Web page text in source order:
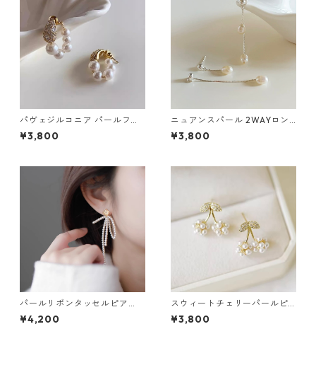
パヴェジルコニア パールフー
プピアス：671
¥3,800
ニュアンスパール 2WAYロン
グチェーンピアス：676
¥3,800
パールリボンタッセルピア
ス・イヤリング：668
¥4,200
スウィートチェリーパールピ
アス：665
¥3,800